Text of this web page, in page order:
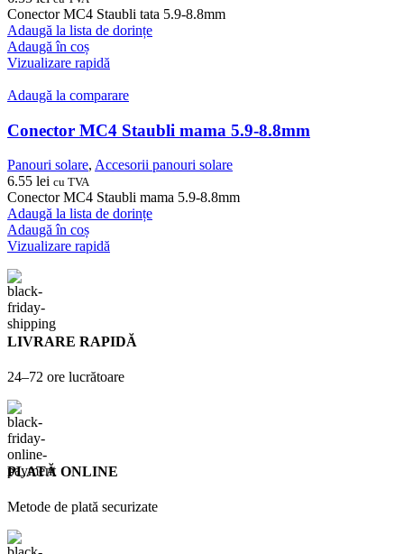
Conector MC4 Staubli tata 5.9-8.8mm
Adaugă la lista de dorințe
Adaugă în coș
Vizualizare rapidă
Adaugă la comparare
Conector MC4 Staubli mama 5.9-8.8mm
Panouri solare, Accesorii panouri solare
6.55 lei cu TVA
Conector MC4 Staubli mama 5.9-8.8mm
Adaugă la lista de dorințe
Adaugă în coș
Vizualizare rapidă
LIVRARE RAPIDĂ
24–72 ore lucrătoare
PLATĂ ONLINE
Metode de plată securizate